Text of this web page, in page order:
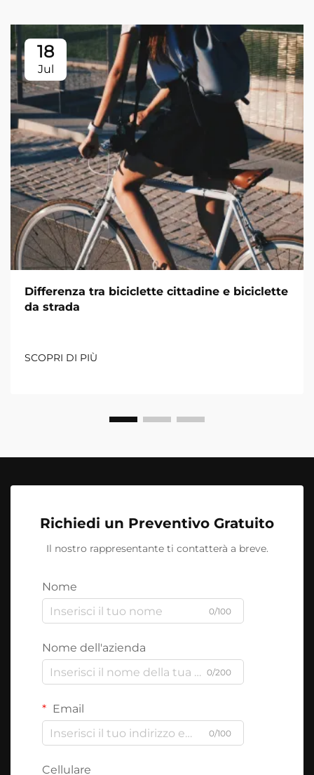
18
Jul
Differenza tra biciclette cittadine e biciclette
da strada
SCOPRI DI PIÙ
Richiedi un Preventivo Gratuito
Il nostro rappresentante ti contatterà a breve.
Nome
0/100
Nome dell'azienda
0/200
Email
0/100
Cellulare